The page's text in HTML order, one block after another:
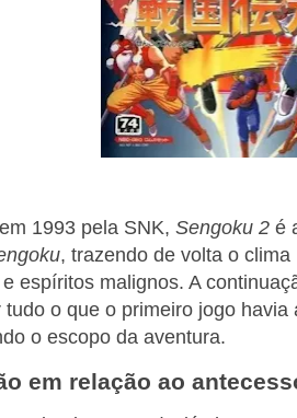
1993 pela SNK, Sengoku 2 é
, trazendo de volta o
espíritos malignos. A
tudo o que o primeiro jogo
o escopo da aventura.
em relação ao